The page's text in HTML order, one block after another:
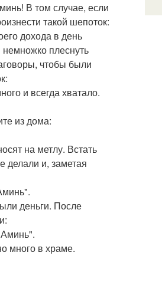
В том случае, если
такой шепоток:
дохода в день
немножко плеснуть
чтобы были
и всегда хватало.
из дома:
на метлу. Встать
делали и, заметая
деньги. После
много в храме.